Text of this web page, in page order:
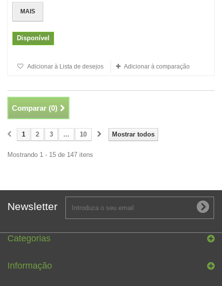
MAIS
Disponível
Adicionar à Lista de desejos Adicionar à comparação
Comparar (0)
Mostrar todos
1 2 3 ... 10
Mostrando 1 - 15 de 147 itens
Newsletter
Categorias
Informação